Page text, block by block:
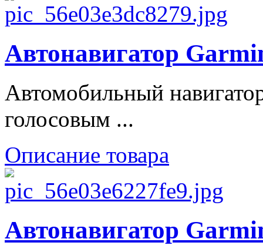
Автонавигатор
Автомобильный
голосовым ...
Описание товара
Автонавигатор